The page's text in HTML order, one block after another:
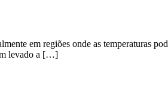
em regiões onde as temperaturas
levado a […]